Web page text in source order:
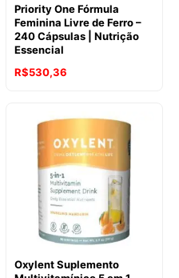
Priority One Fórmula
Feminina Livre de Ferro –
240 Cápsulas | Nutrição
Essencial
R$530,36
Oxylent Suplemento